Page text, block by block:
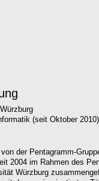
(seit Oktober 2010)
der Pentagramm-
2004 im Rahmen des
Würzburg